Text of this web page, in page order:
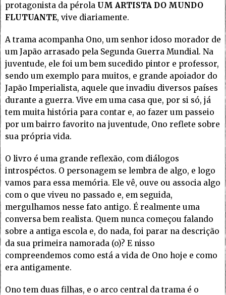
protagonista da pérola UM ARTISTA DO MUNDO
FLUTUANTE, vive diariamente.
A trama acompanha Ono, um senhor idoso morador de
um Japão arrasado pela Segunda Guerra Mundial. Na
juventude, ele foi um bem sucedido pintor e professor,
sendo um exemplo para muitos, e grande apoiador do
Japão Imperialista, aquele que invadiu diversos países
durante a guerra. Vive em uma casa que, por si só, já
tem muita história para contar e, ao fazer um passeio
por um bairro favorito na juventude, Ono reflete sobre
sua própria vida.
O livro é uma grande reflexão, com diálogos
introspéctos. O personagem se lembra de algo, e logo
vamos para essa memória. Ele vê, ouve ou associa algo
com o que viveu no passado e, em seguida,
mergulhamos nesse fato antigo. É realmente uma
conversa bem realista. Quem nunca começou falando
sobre a antiga escola e, do nada, foi parar na descrição
da sua primeira namorada (o)? E nisso
compreendemos como está a vida de Ono hoje e como
era antigamente.
Ono tem duas filhas, e o arco central da trama é o